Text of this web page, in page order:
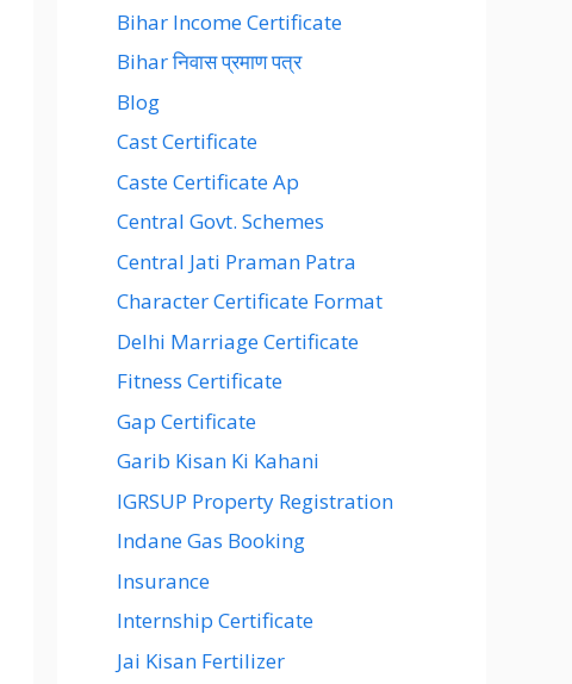
Bihar Income Certificate
Bihar निवास प्रमाण पत्र
Blog
Cast Certificate
Caste Certificate Ap
Central Govt. Schemes
Central Jati Praman Patra
Character Certificate Format
Delhi Marriage Certificate
Fitness Certificate
Gap Certificate
Garib Kisan Ki Kahani
IGRSUP Property Registration
Indane Gas Booking
Insurance
Internship Certificate
Jai Kisan Fertilizer